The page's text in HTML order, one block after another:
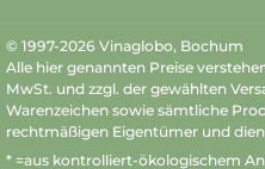
© 1997-2026 Vinaglobo, Bochum
Alle hier genannten Preise
MwSt. und zzgl. der gewählten
Warenzeichen sowie sämtliche
rechtmäßigen Eigentümer und
* =aus kontrolliert-ökologischem